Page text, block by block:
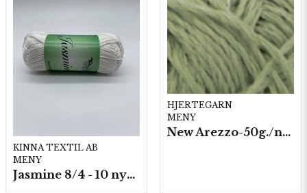
KINNA TEXTIL AB
MENY
Jasmine 8/4 - 10 nystan a50g./fp.
HJERTEGARN
MENY
New Arezzo-50g./nyst. 10 st/fp.